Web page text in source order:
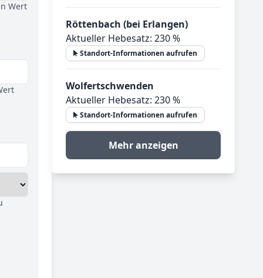
Wert
Röttenbach (bei Erlangen)
Aktueller Hebesatz: 230 %
Standort-Informationen aufrufen
Wolfertschwenden
Aktueller Hebesatz: 230 %
Standort-Informationen aufrufen
Mehr anzeigen